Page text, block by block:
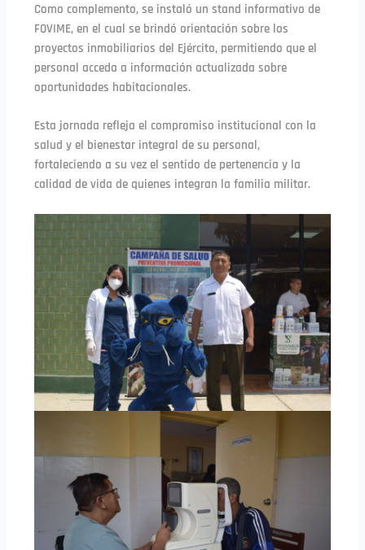
Como complemento, se instaló un stand informativo de
FOVIME, en el cual se brindó orientación sobre los
proyectos inmobiliarios del Ejército, permitiendo que el
personal acceda a información actualizada sobre
oportunidades habitacionales.
Esta jornada refleja el compromiso institucional con la
salud y el bienestar integral de su personal,
fortaleciendo a su vez el sentido de pertenencia y la
calidad de vida de quienes integran la familia militar.